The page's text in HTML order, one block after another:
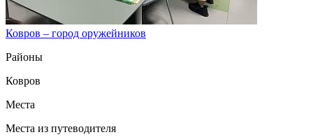
Ковров – город оружейников
Районы
Ковров
Места
Места из путеводителя